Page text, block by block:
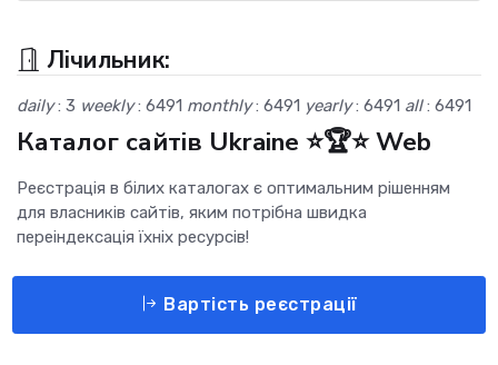
Лічильник:
daily: 3 weekly: 6491 monthly: 6491 yearly: 6491 all: 6491
Каталог сайтів Ukraine ⭐🏆⭐ Web
Реєстрація в білих каталогах є оптимальним рішенням
для власників сайтів, яким потрібна швидка
переіндексація їхніх ресурсів!
Вартість реєстрації